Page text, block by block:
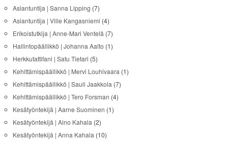
Asiantuntija | Sanna Lipping (7)
Asiantuntija | Ville Kangasniemi (4)
Erikoistutkija | Anne-Mari Ventelä (7)
Hallintopäällikkö | Johanna Aalto (1)
Herkkutattifani | Satu Tietari (5)
Kehittämispäällikkö | Mervi Louhivaara (1)
Kehittämispäällikkö | Sauli Jaakkola (7)
Kehittämispäällikkö | Tero Forsman (4)
Kesätyöntekijä | Aarne Suominen (1)
Kesätyöntekijä | Aino Kahala (2)
Kesätyöntekijä | Anna Kahala (10)